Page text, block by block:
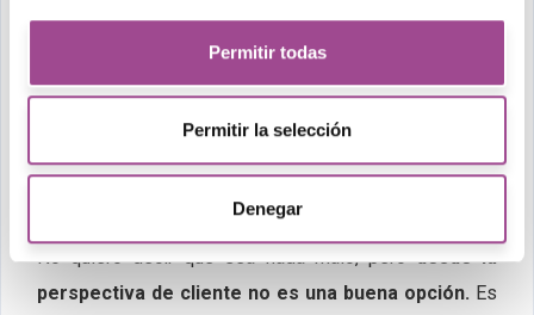
Permitir todas
Permitir la selección
Denegar
WordPress pero peor.Ha quedado desfasado.Poco
a decir de bueno y pocas hojas para decir el malo.
frameworks ligeros (como por ejemplo Laravel,
Symphony, Angular… ) para hacer sus propios gestores.
No quiero decir que sea nada malo, perodesde la
perspectiva de cliente no es una buena opción. Es